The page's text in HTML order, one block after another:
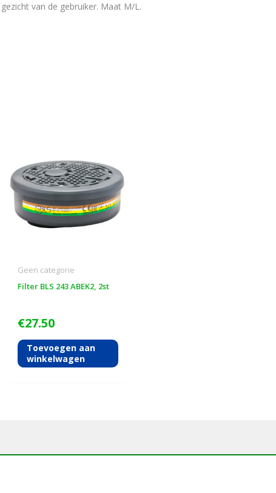
van de gebruiker. Maat M/L.
Geen categorie
Filter BLS 243 ABEK2, 2st
€27.50
Toevoegen aan
winkelwagen